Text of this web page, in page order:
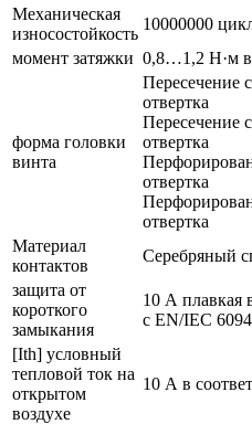
Механическая
износостойкость
10000000
момент затяжки 0,8…1,2 Н·м в
форма головки
винта
Пересечение
отвертка
Пересечение
отвертка
отвертка
отвертка
Материал
контактов
Серебряный
защита от
короткого
замыкания
10 А плавкая
с EN/IEC
[Ith] условный
тепловой ток на
открытом
воздухе
10 А в